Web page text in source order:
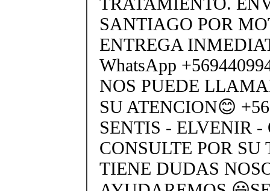
SANTIAGO POR
ENTREGA
WhatsApp
NOS PUEDE
SU ATENCION😊
SENTIS - ELVENIR -
CONSULTE POR
TIENE DUDAS